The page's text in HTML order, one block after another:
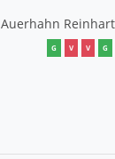
Auerhahn
G V V G